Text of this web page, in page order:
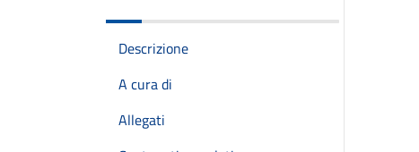
Descrizione
A cura di
Allegati